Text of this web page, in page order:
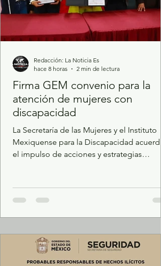
Firma GEM convenio para la
atención de mujeres con
discapacidad
La Secretaría de las Mujeres y el Instituto
Mexiquense para la Discapacidad
el impulso de acciones y estrategias
el intercambio de información y la
elaboración de materiales para la
discapacidad. Para consolidar una agenda
de trabajo interinstitucional que fortalezca
perspectiva de género, inclusión y gar
Redacción: La Noticia Es
hace 8 horas
2 min de lectura